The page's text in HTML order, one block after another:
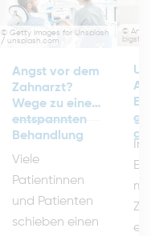
© Getty Images for Unsplash
/ unsplash.com
Angst vor dem
Zahnarzt?
Wege zu einer
entspannten
Behandlung
Viele
Patientinnen
und Patienten
schieben einen
©